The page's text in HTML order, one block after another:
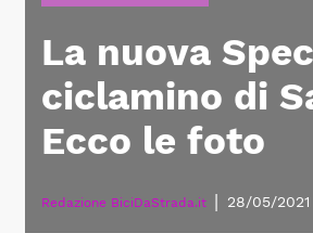
La nuova
ciclamino di
Ecco le foto
Redazione BiciDaStrada.it 28/05/2021